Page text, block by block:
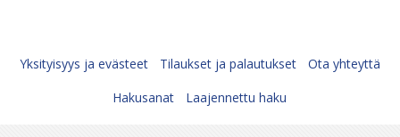
Yksityisyys ja evästeet Tilaukset ja palautukset
Ota yhteyttä
Hakusanat
Laajennettu haku